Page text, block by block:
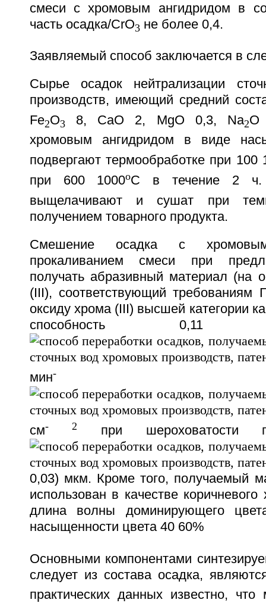
смеси с хромовым ангидридом в
часть осадка/CrO3 не более 0,4.
Заявляемый способ заключается в
Сырье осадок нейтрализации
производств, имеющий средний
Fe2O3 8, CaO 2, MgO 0,3, Na2O
хромовым ангидридом в виде
подвергают термообработке при 100
при 600 1000oC в течение 2 ч.
выщелачивают и сушат при
получением товарного продукта.
Смешение осадка с
прокаливанием смеси при
получать абразивный материал (на
(III), соответствующий требованиям
оксиду хрома (III) высшей категории
способность
мин-
см- 2 при шероховатости
0,03) мкм. Кроме того, получаемый
использован в качестве коричневого
длина волны доминирующего
насыщенности цвета 40 60%
Основными компонентами
следует из состава осадка,
практических данных известно, что